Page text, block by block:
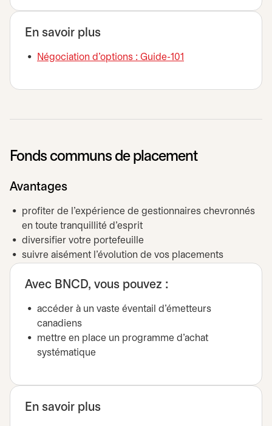
En savoir plus
Négociation d'options : Guide-101
Fonds communs de placement
Avantages
profiter de l’expérience de gestionnaires chevronnés
en toute tranquillité d'esprit
diversifier votre portefeuille
suivre aisément l’évolution de vos placements
Avec BNCD, vous pouvez :
accéder à un vaste éventail d'émetteurs
canadiens
mettre en place un programme d’achat
systématique
En savoir plus